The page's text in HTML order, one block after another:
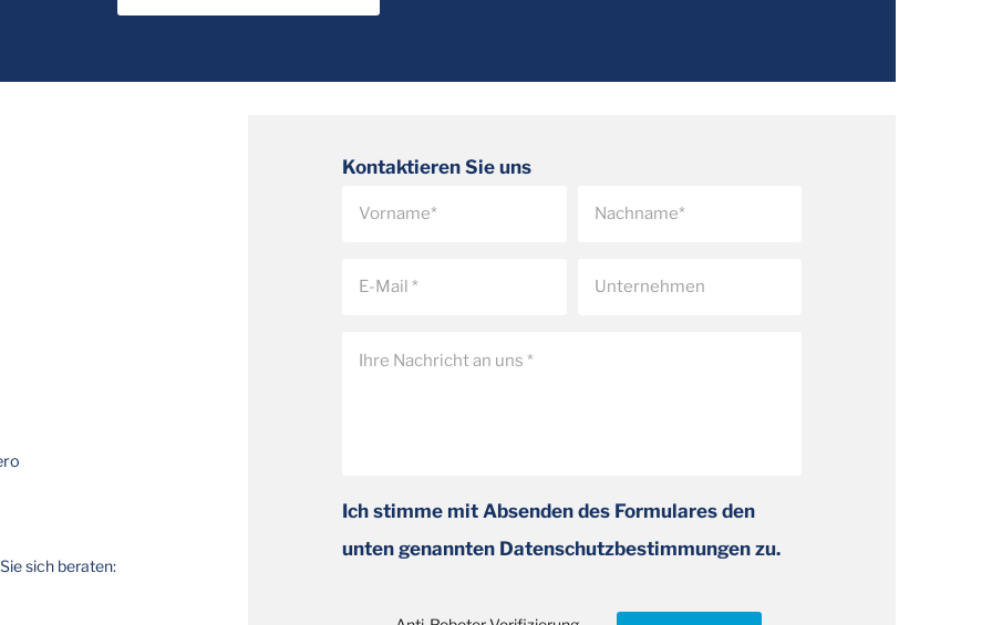
sich beraten:
Kontaktieren Sie uns
Ich stimme mit Absenden des Formulares den
unten genannten Datenschutzbestimmungen zu.